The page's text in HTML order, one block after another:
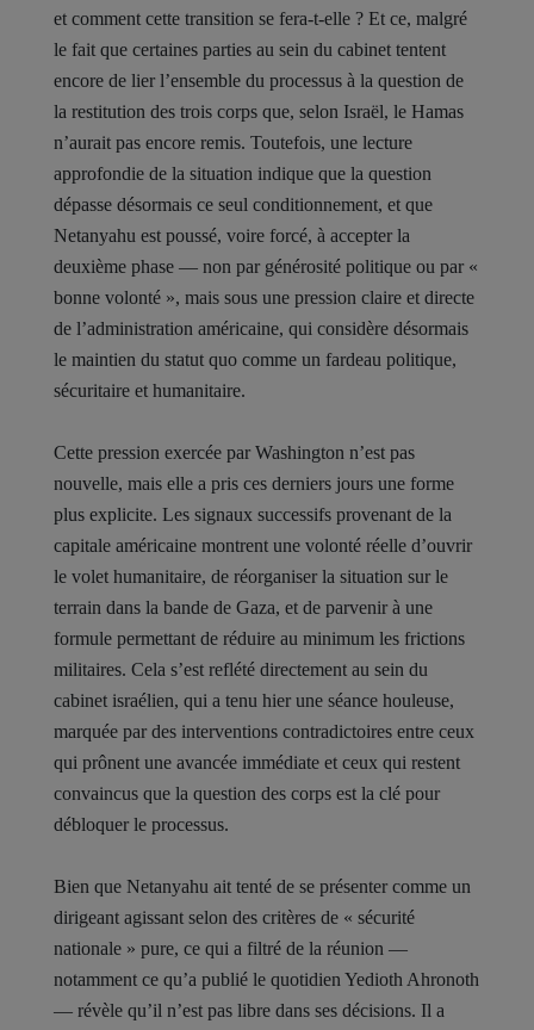
et comment cette transition se fera-t-elle ? Et ce, malgré
le fait que certaines parties au sein du cabinet tentent
encore de lier l’ensemble du processus à la question de
la restitution des trois corps que, selon Israël, le Hamas
n’aurait pas encore remis. Toutefois, une lecture
approfondie de la situation indique que la question
dépasse désormais ce seul conditionnement, et que
Netanyahu est poussé, voire forcé, à accepter la
deuxième phase — non par générosité politique ou par «
bonne volonté », mais sous une pression claire et directe
de l’administration américaine, qui considère désormais
le maintien du statut quo comme un fardeau politique,
sécuritaire et humanitaire.
Cette pression exercée par Washington n’est pas
nouvelle, mais elle a pris ces derniers jours une forme
plus explicite. Les signaux successifs provenant de la
capitale américaine montrent une volonté réelle d’ouvrir
le volet humanitaire, de réorganiser la situation sur le
terrain dans la bande de Gaza, et de parvenir à une
formule permettant de réduire au minimum les frictions
militaires. Cela s’est reflété directement au sein du
cabinet israélien, qui a tenu hier une séance houleuse,
marquée par des interventions contradictoires entre ceux
qui prônent une avancée immédiate et ceux qui restent
convaincus que la question des corps est la clé pour
débloquer le processus.
Bien que Netanyahu ait tenté de se présenter comme un
dirigeant agissant selon des critères de « sécurité
nationale » pure, ce qui a filtré de la réunion —
notamment ce qu’a publié le quotidien Yedioth Ahronoth
— révèle qu’il n’est pas libre dans ses décisions. Il a